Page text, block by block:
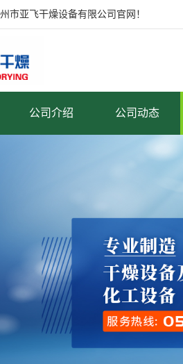
市亚飞干燥设备有限公司官网！
公司介绍 公司动态